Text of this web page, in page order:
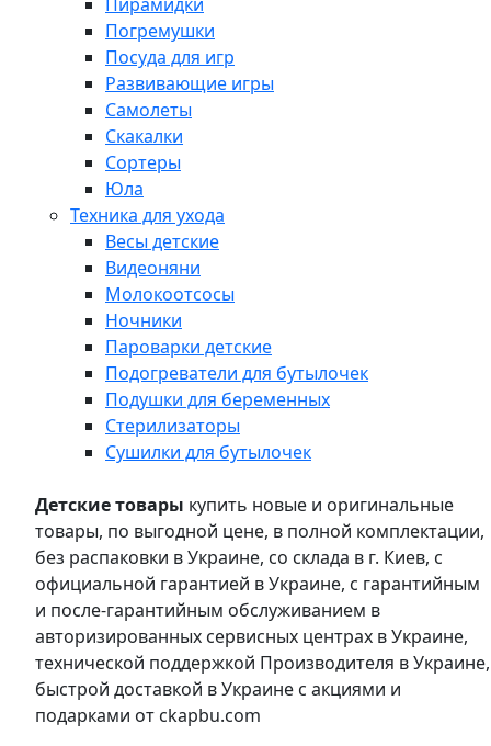
Погремушки
Посуда для игр
Развивающие игры
Самолеты
Скакалки
Сортеры
Юла
Техника для ухода
Весы детские
Видеоняни
Молокоотсосы
Ночники
Пароварки детские
Подогреватели для бутылочек
Подушки для беременных
Стерилизаторы
Сушилки для бутылочек
Детские товары купить новые и оригинальные
товары, по выгодной цене, в полной комплектации,
без распаковки в Украине, со склада в г. Киев, с
официальной гарантией в Украине, с гарантийным
и после-гарантийным обслуживанием в
авторизированных сервисных центрах в Украине,
технической поддержкой Производителя в Украине,
быстрой доставкой в Украине с акциями и
подарками от ckapbu.com